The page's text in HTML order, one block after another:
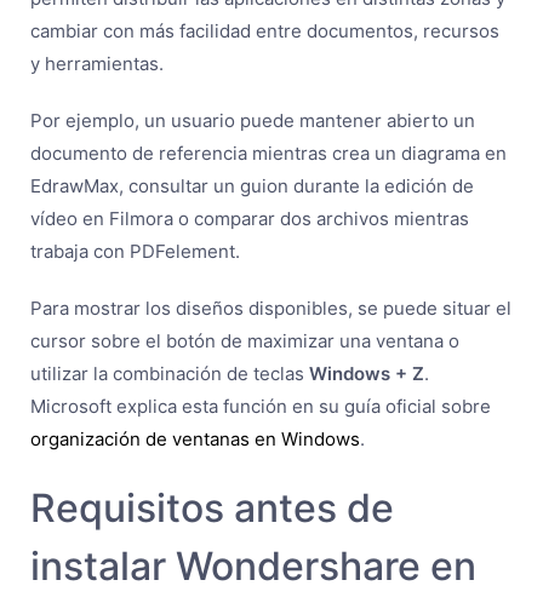
cambiar con más facilidad entre documentos, recursos
y herramientas.
Por ejemplo, un usuario puede mantener abierto un
documento de referencia mientras crea un diagrama en
EdrawMax, consultar un guion durante la edición de
vídeo en Filmora o comparar dos archivos mientras
trabaja con PDFelement.
Para mostrar los diseños disponibles, se puede situar el
cursor sobre el botón de maximizar una ventana o
utilizar la combinación de teclas Windows + Z.
Microsoft explica esta función en su guía oficial sobre
organización de ventanas en Windows.
Requisitos antes de
instalar Wondershare en